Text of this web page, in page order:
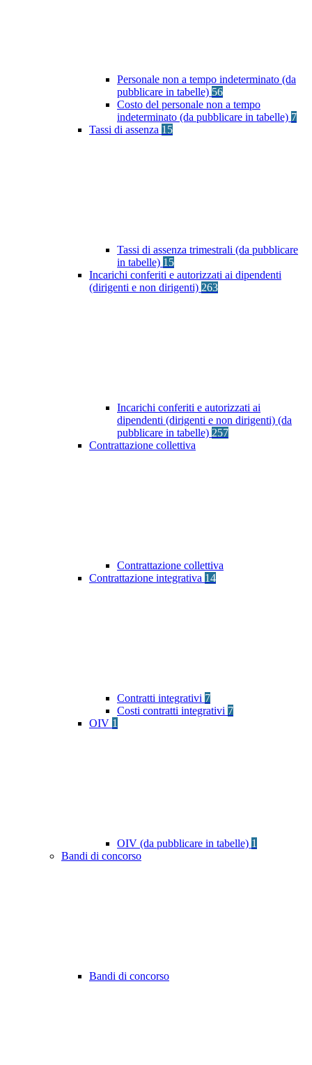
Personale non a tempo indeterminato (da
pubblicare in tabelle) 56
Costo del personale non a tempo
indeterminato (da pubblicare in tabelle) 7
Tassi di assenza 15
Tassi di assenza trimestrali (da pubblicare
in tabelle) 15
Incarichi conferiti e autorizzati ai dipendenti
(dirigenti e non dirigenti) 263
Incarichi conferiti e autorizzati ai
dipendenti (dirigenti e non dirigenti) (da
pubblicare in tabelle) 257
Contrattazione collettiva
Contrattazione collettiva
Contrattazione integrativa 14
Contratti integrativi 7
Costi contratti integrativi 7
OIV 1
OIV (da pubblicare in tabelle) 1
Bandi di concorso
Bandi di concorso